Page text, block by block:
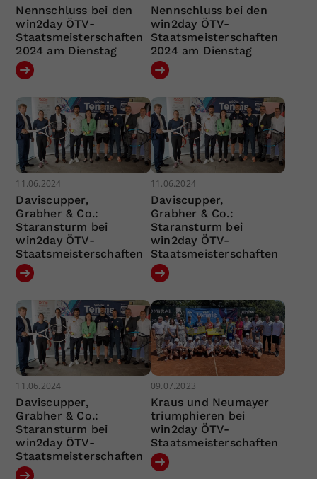
Nennschluss bei den
win2day ÖTV-
Staatsmeisterschaften
2024 am Dienstag
Nennschluss bei den
win2day ÖTV-
Staatsmeisterschaften
2024 am Dienstag
11.06.2024
Daviscupper,
Grabher & Co.:
Staransturm bei
win2day ÖTV-
Staatsmeisterschaften
11.06.2024
Daviscupper,
Grabher & Co.:
Staransturm bei
win2day ÖTV-
Staatsmeisterschaften
11.06.2024
Daviscupper,
Grabher & Co.:
Staransturm bei
win2day ÖTV-
Staatsmeisterschaften
09.07.2023
Kraus und Neumayer
triumphieren bei
win2day ÖTV-
Staatsmeisterschaften